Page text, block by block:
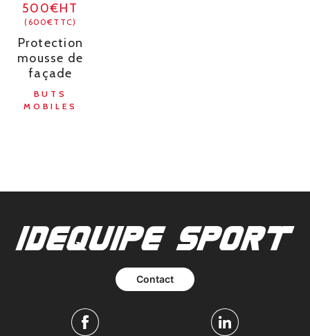
500€HT
(600€TTC)
Protection
mousse de
façade
BUTS
MOBILES
Contact
Facebook Linkedin